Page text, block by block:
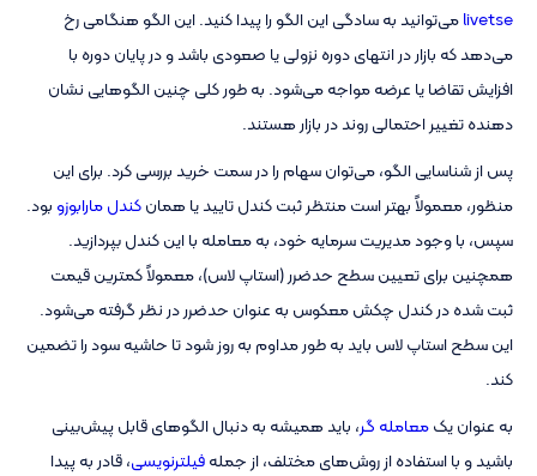
livetseمی‌توانید به سادگی این الگو را پیدا کنید. این الگو هنگامی رخ
می‌دهد که بازار در انتهای دوره نزولی یا صعودی باشد و در پایان دوره با
افزایش تقاضا یا عرضه مواجه می‌شود. به طور کلی چنین الگوهایی نشان
دهنده تغییر احتمالی روند در بازار هستند.
پس از شناسایی الگو، می‌توان سهام را در سمت خرید بررسی کرد. برای این
منظور، معمولاً بهتر است منتظر ثبت کندل تایید یا همانکندل مارابوزو بود.
سپس، با وجود مدیریت سرمایه خود، به معامله با این کندل بپردازید.
همچنین برای تعیین سطح حدضرر (استاپ لاس)، معمولاً کمترین قیمت
ثبت شده در کندل چکش معکوس به عنوان حدضرر در نظر گرفته می‌شود.
این سطح استاپ لاس باید به طور مداوم به روز شود تا حاشیه سود را تضمین
کند.
به عنوان یکمعامله گر، باید همیشه به دنبال الگوهای قابل پیش‌بینی
باشید و با استفاده از روش‌های مختلف، از جملهفیلترنویسی، قادر به پیدا